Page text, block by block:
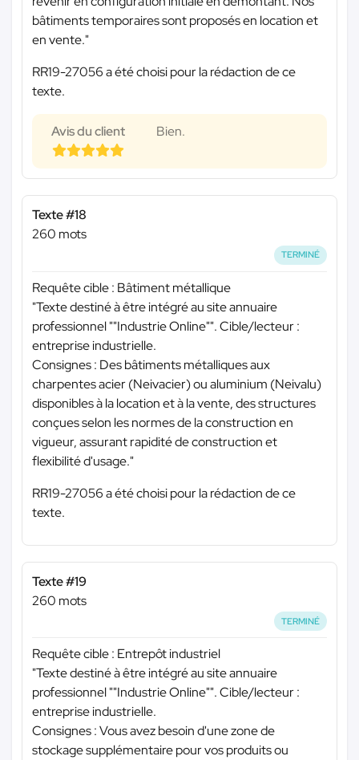
bâtiments temporaires sont proposés en location et
en vente."
RR19-27056 a été choisi pour la rédaction de ce
texte.
Avis du client Bien.
Texte #18
260 mots
TERMINÉ
Requête cible : Bâtiment métallique
"Texte destiné à être intégré au site annuaire
professionnel ""Industrie Online"". Cible/lecteur :
entreprise industrielle.
Consignes : Des bâtiments métalliques aux
charpentes acier (Neivacier) ou aluminium (Neivalu)
disponibles à la location et à la vente, des structures
conçues selon les normes de la construction en
vigueur, assurant rapidité de construction et
flexibilité d'usage."
RR19-27056 a été choisi pour la rédaction de ce
texte.
Texte #19
260 mots
TERMINÉ
Requête cible : Entrepôt industriel
"Texte destiné à être intégré au site annuaire
professionnel ""Industrie Online"". Cible/lecteur :
entreprise industrielle.
Consignes : Vous avez besoin d'une zone de
stockage supplémentaire pour vos produits ou